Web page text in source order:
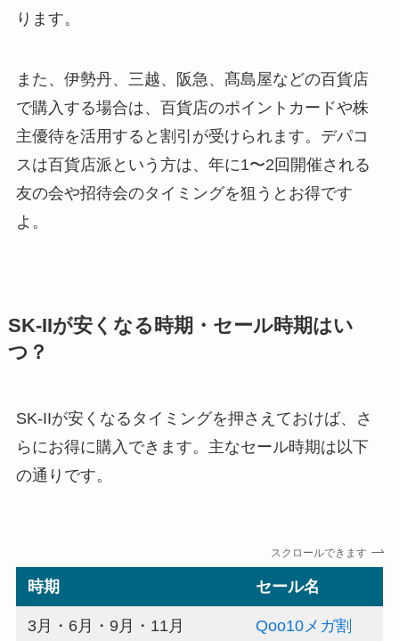
ります。
また、伊勢丹、三越、阪急、髙島屋などの百貨店
で購入する場合は、百貨店のポイントカードや株
主優待を活用すると割引が受けられます。デパコ
スは百貨店派という方は、年に1〜2回開催される
友の会や招待会のタイミングを狙うとお得です
よ。
SK-IIが安くなる時期・セール時期はい
つ？
SK-IIが安くなるタイミングを押さえておけば、さ
らにお得に購入できます。主なセール時期は以下
の通りです。
スクロールできます
時期 セール名
3月・6月・9月・11月 Qoo10メガ割